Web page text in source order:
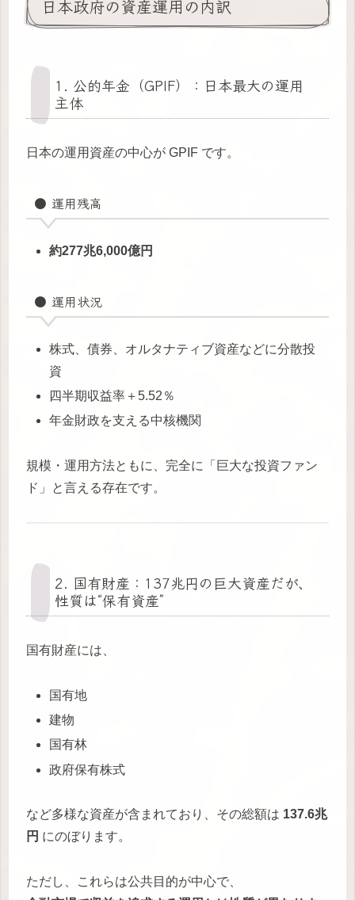
日本政府の資産運用の内訳
1. 公的年金（GPIF）：日本最大の運用
主体
日本の運用資産の中心が GPIF です。
● 運用残高
約277兆6,000億円
● 運用状況
株式、債券、オルタナティブ資産などに分散投
資
四半期収益率＋5.52％
年金財政を支える中核機関
規模・運用方法ともに、完全に「巨大な投資ファン
ド」と言える存在です。
2. 国有財産：137兆円の巨大資産だが、
性質は“保有資産”
国有財産には、
国有地
建物
国有林
政府保有株式
など多様な資産が含まれており、その総額は 137.6兆
円 にのぼります。
ただし、これらは公共目的が中心で、